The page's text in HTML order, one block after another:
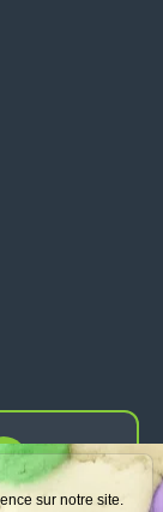
sur notre site.
prix